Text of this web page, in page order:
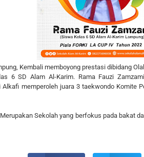
Kembali memboyong prestasi dibidang
6 SD Alam Al-Karim. Rama Fauzi Zamzami
Alkafi memperoleh juara 3 taekwondo Komite
Sekolah yang berfokus pada bakat